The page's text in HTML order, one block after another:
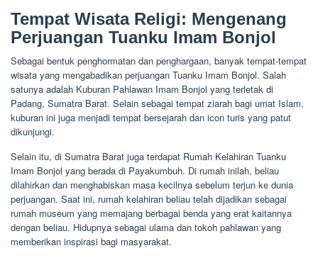
Tempat Wisata Religi: Mengenang
Perjuangan Tuanku Imam Bonjol
Sebagai bentuk penghormatan dan penghargaan, banyak tempat-tempat
wisata yang mengabadikan perjuangan Tuanku Imam Bonjol. Salah
satunya adalah Kuburan Pahlawan Imam Bonjol yang terletak di
Padang, Sumatra Barat. Selain sebagai tempat ziarah bagi umat Islam,
kuburan ini juga menjadi tempat bersejarah dan icon turis yang patut
dikunjungi.
Selain itu, di Sumatra Barat juga terdapat Rumah Kelahiran Tuanku
Imam Bonjol yang berada di Payakumbuh. Di rumah inilah, beliau
dilahirkan dan menghabiskan masa kecilnya sebelum terjun ke dunia
perjuangan. Saat ini, rumah kelahiran beliau telah dijadikan sebagai
rumah museum yang memajang berbagai benda yang erat kaitannya
dengan beliau. Hidupnya sebagai ulama dan tokoh pahlawan yang
memberikan inspirasi bagi masyarakat.